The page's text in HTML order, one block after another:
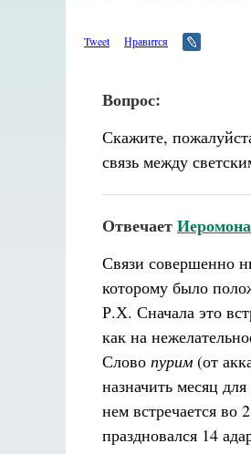
Tweet Нравится
Вопрос:
Скажите,
связь между
Отвечает
Связи совершенно
которому было
Р.Х. Сначала это
как на
Слово пурим (от
назначить месяц
нем встречается
праздновался 14